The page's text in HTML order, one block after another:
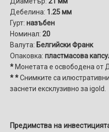
Дебелина: 1.25 мм
Гурт: назъбен
Номинал: 20
Валута: Белгийски Франк
Опаковка: пластмасова
*Монетата е освободена от
* *Снимките са
заснети ексклузивно за igold.
Предимства на